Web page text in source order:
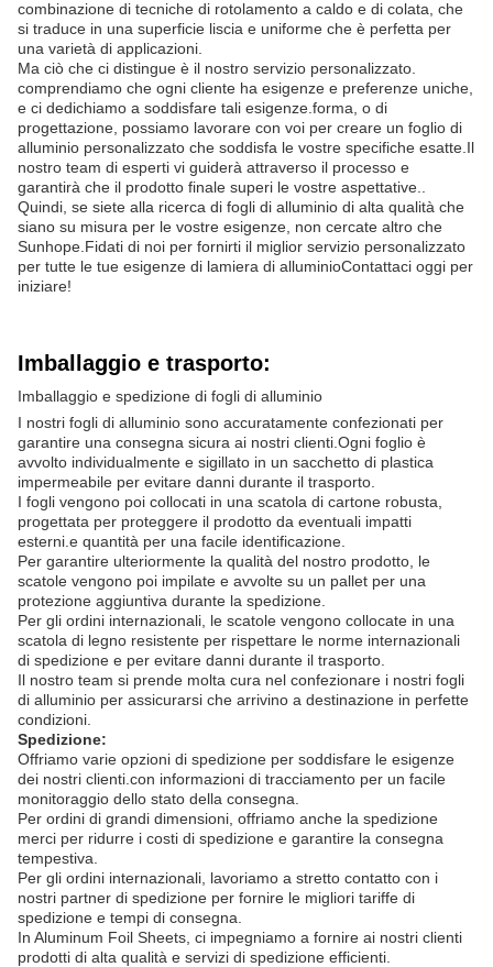
combinazione di tecniche di rotolamento a caldo e di colata, che
si traduce in una superficie liscia e uniforme che è perfetta per
una varietà di applicazioni.
Ma ciò che ci distingue è il nostro servizio personalizzato.
comprendiamo che ogni cliente ha esigenze e preferenze uniche,
e ci dedichiamo a soddisfare tali esigenze.forma, o di
progettazione, possiamo lavorare con voi per creare un foglio di
alluminio personalizzato che soddisfa le vostre specifiche esatte.Il
nostro team di esperti vi guiderà attraverso il processo e
garantirà che il prodotto finale superi le vostre aspettative..
Quindi, se siete alla ricerca di fogli di alluminio di alta qualità che
siano su misura per le vostre esigenze, non cercate altro che
Sunhope.Fidati di noi per fornirti il miglior servizio personalizzato
per tutte le tue esigenze di lamiera di alluminioContattaci oggi per
iniziare!
Imballaggio e trasporto:
Imballaggio e spedizione di fogli di alluminio
I nostri fogli di alluminio sono accuratamente confezionati per
garantire una consegna sicura ai nostri clienti.Ogni foglio è
avvolto individualmente e sigillato in un sacchetto di plastica
impermeabile per evitare danni durante il trasporto.
I fogli vengono poi collocati in una scatola di cartone robusta,
progettata per proteggere il prodotto da eventuali impatti
esterni.e quantità per una facile identificazione.
Per garantire ulteriormente la qualità del nostro prodotto, le
scatole vengono poi impilate e avvolte su un pallet per una
protezione aggiuntiva durante la spedizione.
Per gli ordini internazionali, le scatole vengono collocate in una
scatola di legno resistente per rispettare le norme internazionali
di spedizione e per evitare danni durante il trasporto.
Il nostro team si prende molta cura nel confezionare i nostri fogli
di alluminio per assicurarsi che arrivino a destinazione in perfette
condizioni.
Spedizione:
Offriamo varie opzioni di spedizione per soddisfare le esigenze
dei nostri clienti.con informazioni di tracciamento per un facile
monitoraggio dello stato della consegna.
Per ordini di grandi dimensioni, offriamo anche la spedizione
merci per ridurre i costi di spedizione e garantire la consegna
tempestiva.
Per gli ordini internazionali, lavoriamo a stretto contatto con i
nostri partner di spedizione per fornire le migliori tariffe di
spedizione e tempi di consegna.
In Aluminum Foil Sheets, ci impegniamo a fornire ai nostri clienti
prodotti di alta qualità e servizi di spedizione efficienti.